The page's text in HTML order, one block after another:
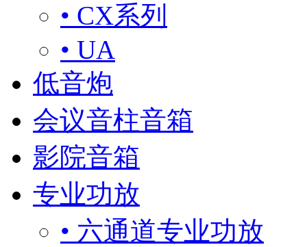
• CX系列
• UA
低音炮
会议音柱音箱
影院音箱
专业功放
• 六通道专业功放